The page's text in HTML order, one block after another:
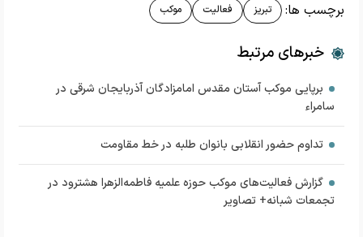
برچسب ها: تبریز فعالیت موکب
خبرهای مرتبط
برپایی موکب آستان مقدس امامزادگان آذربایجان شرقی در
سامراء
تداوم حضور انقلابی بانوان طلبه در خط مقاومت
گزارش فعالیت‌های موکب حوزه علمیه فاطمه‌الزهرا هشترود در
تجمعات شبانه+ تصاویر